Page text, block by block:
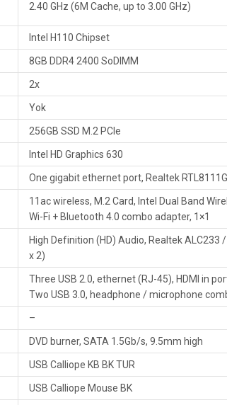
2.40 GHz (6M Cache, up to 3.00 GHz)
Intel H110 Chipset
8GB DDR4 2400 SoDIMM
2x
Yok
256GB SSD M.2 PCIe
Intel HD Graphics 630
One gigabit ethernet port, Realtek
11ac wireless, M.2 Card, Intel Dual Band
Wi-Fi + Bluetooth 4.0 combo adapter, 1×1
High Definition (HD) Audio, Realtek
x 2)
Three USB 2.0, ethernet (RJ-45), HDMI in
Two USB 3.0, headphone / microphone
–
DVD burner, SATA 1.5Gb/s, 9.5mm high
USB Calliope KB BK TUR
USB Calliope Mouse BK